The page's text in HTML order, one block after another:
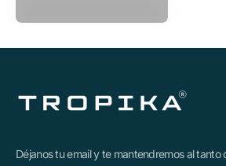
Déjanos tu email y te mantendremos al tanto